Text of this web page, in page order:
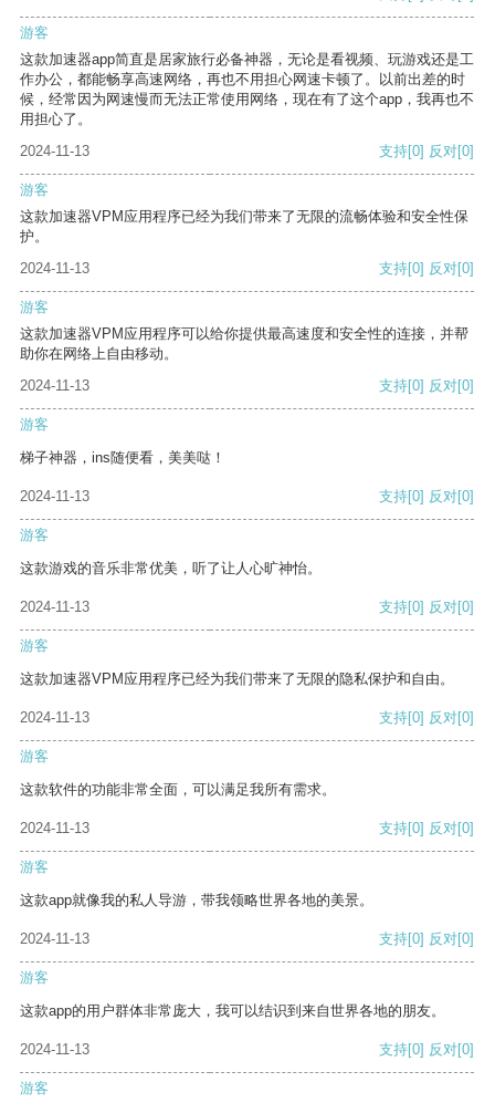
游客
这款加速器app简直是居家旅行必备神器，无论是看视频、玩游戏还是工
作办公，都能畅享高速网络，再也不用担心网速卡顿了。以前出差的时
候，经常因为网速慢而无法正常使用网络，现在有了这个app，我再也不
用担心了。
2024-11-13
支持[0] 反对[0]
游客
这款加速器VPM应用程序已经为我们带来了无限的流畅体验和安全性保
护。
2024-11-13
支持[0] 反对[0]
游客
这款加速器VPM应用程序可以给你提供最高速度和安全性的连接，并帮
助你在网络上自由移动。
2024-11-13
支持[0] 反对[0]
游客
梯子神器，ins随便看，美美哒！
2024-11-13 支持[0] 反对[0]
游客
这款游戏的音乐非常优美，听了让人心旷神怡。
2024-11-13 支持[0] 反对[0]
游客
这款加速器VPM应用程序已经为我们带来了无限的隐私保护和自由。
2024-11-13 支持[0] 反对[0]
游客
这款软件的功能非常全面，可以满足我所有需求。
2024-11-13 支持[0] 反对[0]
游客
这款app就像我的私人导游，带我领略世界各地的美景。
2024-11-13 支持[0] 反对[0]
游客
这款app的用户群体非常庞大，我可以结识到来自世界各地的朋友。
2024-11-13 支持[0] 反对[0]
游客